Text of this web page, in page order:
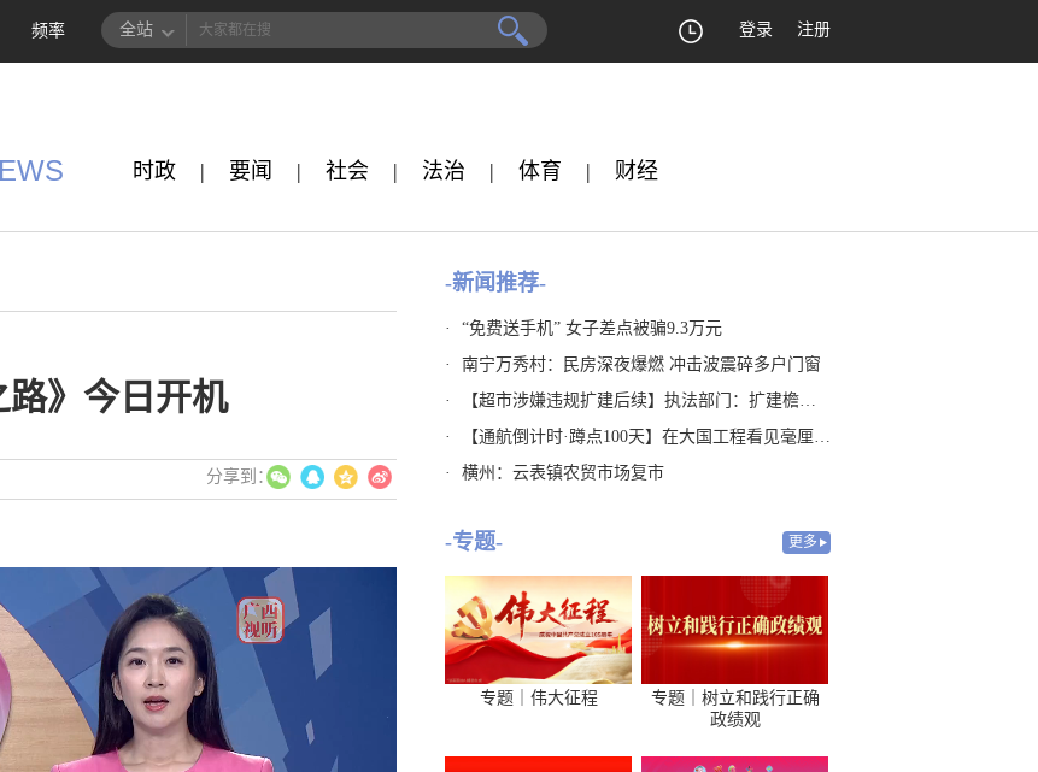
频率 全站 登录 注册
时政 | 要闻 | 社会 | 法治 | 体育 | 财经
路》今日开机
-新闻推荐-
·
“免费送手机” 女子差点被骗9.3万元
·
南宁万秀村：民房深夜爆燃 冲击波震碎多户门窗
·
【超市涉嫌违规扩建后续】执法部门：扩建檐廊涉嫌违建 是否占地有待认定
·
【通航倒计时·蹲点100天】在大国工程看见毫厘之“精”
·
横州：云表镇农贸市场复市
-专题- 更多
专题｜伟大征程
专题｜树立和践行正确
政绩观